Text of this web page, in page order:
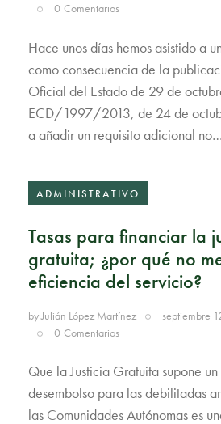
0 Comentarios
Hace unos días hemos asistido a
como consecuencia de la
Oficial del Estado de 29 de
ECD/1997/2013, de 24 de
a añadir un requisito adicional no…
ADMINISTRATIVO
Tasas para financiar la
gratuita; ¿por qué no
eficiencia del servicio?
byJulián López Martínez septiembre
0 Comentarios
Que la Justicia Gratuita supone
desembolso para las debilitadas
las Comunidades Autónomas es